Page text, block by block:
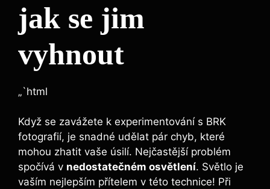
jak se jim
vyhnout
„`html
Když se⁤ zavážete k experimentování s BRK⁤
fotografií, je snadné ⁢udělat pár ⁣chyb, které
mohou zhatit vaše ⁤úsilí.‍ Nejčastější problém
spočívá⁣ v nedostatečném osvětlení. Světlo je
vaším nejlepším⁢ přítelem v⁢ této technice! Při